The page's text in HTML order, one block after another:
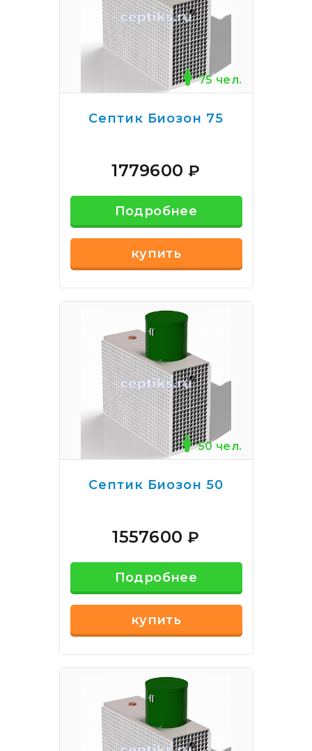
75 чел.
Септик Биозон 75
1779600₽
Подробнее
купить
50 чел.
Септик Биозон 50
1557600₽
Подробнее
купить